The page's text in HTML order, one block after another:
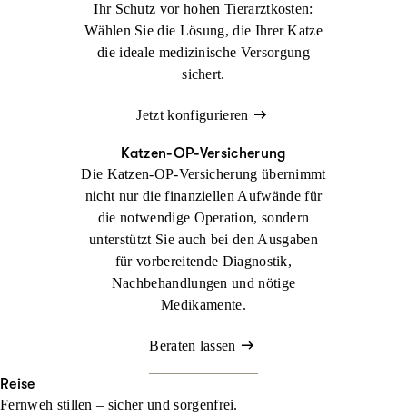
Ihr Schutz vor hohen Tierarztkosten:
Wählen Sie die Lösung, die Ihrer Katze
die ideale medizinische Versorgung
sichert.
Jetzt konfigurieren
Katzen-OP-Versicherung
Die Katzen-OP-Versicherung übernimmt
nicht nur die finanziellen Aufwände für
die notwendige Operation, sondern
unterstützt Sie auch bei den Ausgaben
für vorbereitende Diagnostik,
Nachbehandlungen und nötige
Medikamente.
Beraten lassen
Reise
Fernweh stillen – sicher und sorgenfrei.